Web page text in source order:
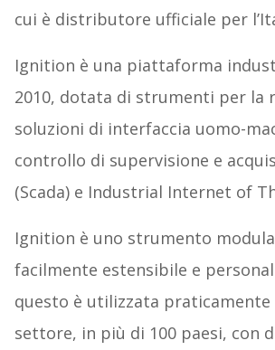
cui è distributore ufficiale per
Ignition è una piattaforma
2010, dotata di strumenti per la
soluzioni di interfaccia uomo-
controllo di supervisione e
(Scada) e Industrial Internet of
Ignition è uno strumento
facilmente estensibile e
questo è utilizzata praticamente
settore, in più di 100 paesi, con